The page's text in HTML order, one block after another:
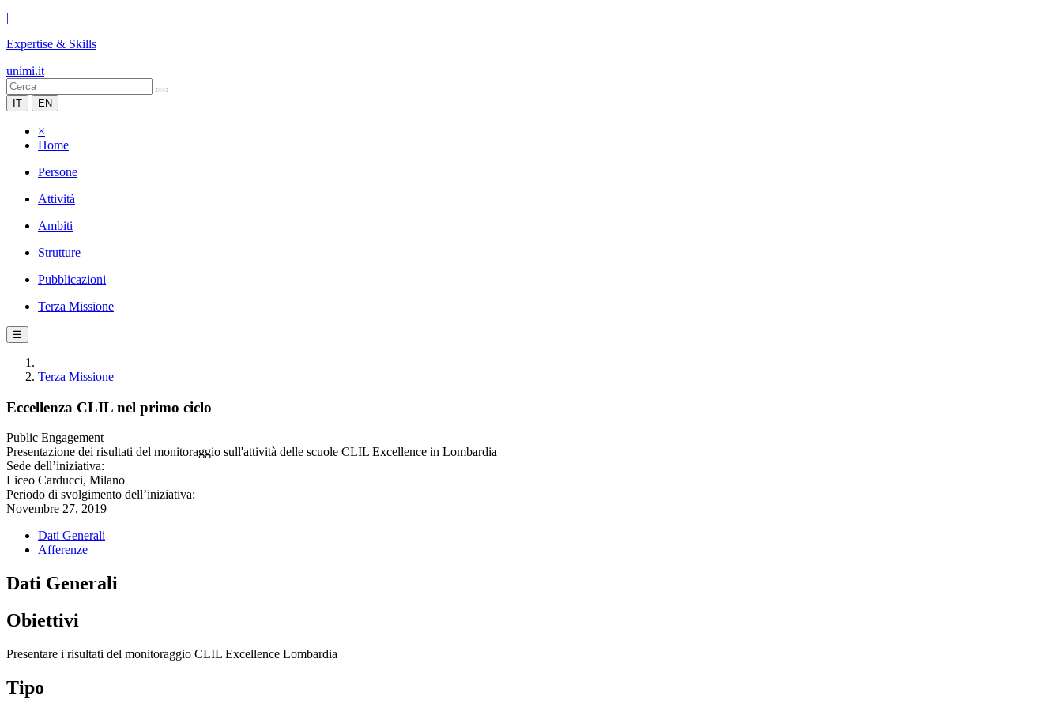
|
Expertise & Skills
unimi.it
IT EN
×
Home
Persone
Attività
Ambiti
Strutture
Pubblicazioni
Terza Missione
☰
Terza Missione
Eccellenza CLIL nel primo ciclo
Public Engagement
Presentazione dei risultati del monitoraggio sull'attività delle scuole CLIL Excellence in Lombardia
Sede dell’iniziativa:
Liceo Carducci, Milano
Periodo di svolgimento dell’iniziativa:
Novembre 27, 2019
Dati Generali
Afferenze
Dati Generali
Obiettivi
Presentare i risultati del monitoraggio CLIL Excellence Lombardia
Tipo